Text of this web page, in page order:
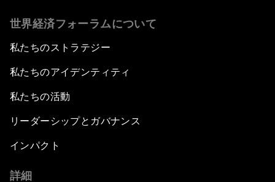
世界経済フォーラムについて
私たちのストラテジー
私たちのアイデンティティ
私たちの活動
リーダーシップとガバナンス
インパクト
詳細